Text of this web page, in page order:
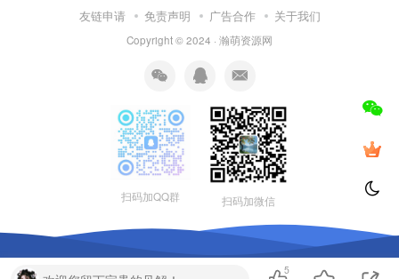
友链申请 免责声明 广告合作 关于我们
Copyright © 2024 · 瀚萌资源网
扫码加QQ群 扫码加微信
5